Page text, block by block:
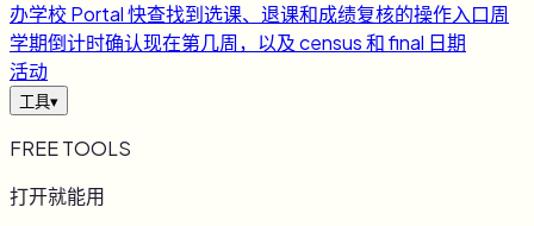
办学校 Portal 快查找到选课、退课和成绩复核的操作入口周
学期倒计时确认现在第几周，以及 census 和 final 日期
活动
工具▾
FREE TOOLS
打开就能用